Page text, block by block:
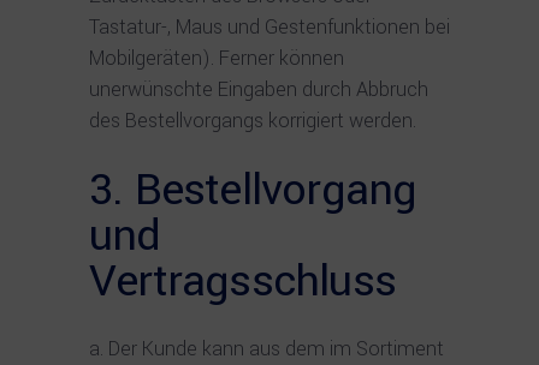
Tastatur-, Maus und Gestenfunktionen bei
Mobilgeräten). Ferner können
unerwünschte Eingaben durch Abbruch
des Bestellvorgangs korrigiert werden.
3. Bestellvorgang
und
Vertragsschluss
Der Kunde kann aus dem im Sortiment